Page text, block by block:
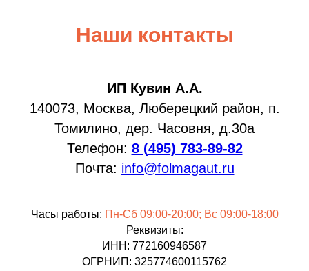
Наши контакты
ИП Кувин А.А.
140073, Москва, Люберецкий район, п.
Томилино, дер. Часовня, д.30а
Телефон: 8 (495) 783-89-82
Почта: info@folmagaut.ru
Часы работы: Пн-Сб 09:00-20:00; Вс 09:00-18:00
Реквизиты:
ИНН: 772160946587
ОГРНИП: 325774600115762